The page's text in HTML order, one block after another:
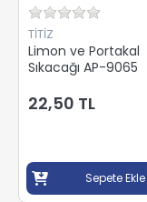
TİTİZ
Limon ve Portakal
Sıkacağı AP-9065
22,50 TL
Sepete Ekle